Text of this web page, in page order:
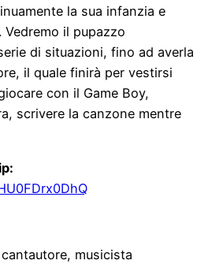
la sua infanzia e
il pupazzo
di situazioni, fino ad averla
il quale finirà per vestirsi
con il Game Boy,
scrivere la canzone mentre
musicista